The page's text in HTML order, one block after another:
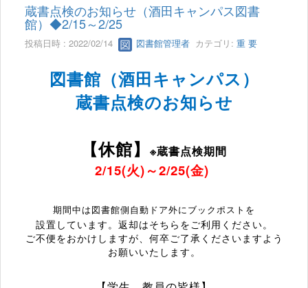
蔵書点検のお知らせ（酒田キャンパス図書
館）◆2/15～2/25
投稿日時 : 2022/02/14 図書館管理者 カテゴリ: 重 要
図書館（酒田キャンパス）
蔵書点検のお知らせ
【休館】
※蔵書点検期間
2/15(火)～2/25(金)
期間中は図書館側自動ドア外にブックポストを
設置しています。返却はそちらをご利用ください。
ご不便をおかけしますが、何卒ご了承くださいますよう
お願いいたします。